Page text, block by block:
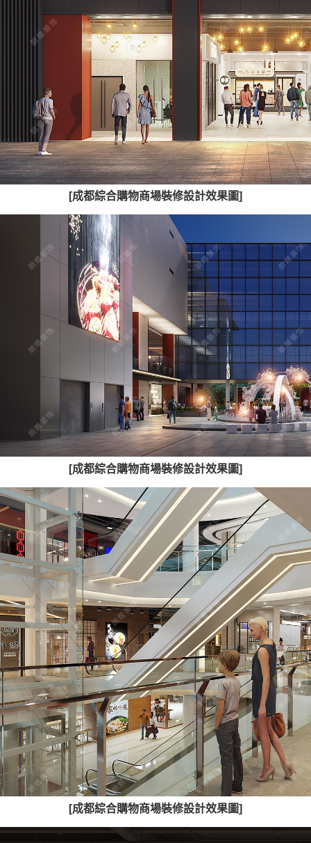
[成都綜合購物商場裝修設計效果圖]
[成都綜合購物商場裝修設計效果圖]
[成都綜合購物商場裝修設計效果圖]